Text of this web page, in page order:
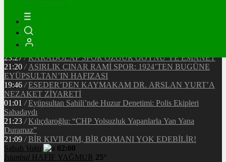
/ MHP EYÜPSULTAN TEŞKİLATI’NIN ACI GÜNÜ
13:33
/ BAŞKAN DR. MİTHAT BÜLENT ÖZMEN’DEN
KAMUOYUNA AÇIKLAMA
Makyaj Sanatçısı Uzay Damla Yıldız, Uluslararası
Başarılarıyla Türkiye’yi Temsil Ediyor
23:27 / KARADOLAP SPOR ÖZGÜR GÖYNÜ’YE EMANET
21:20 / ASIRLIK ÇINAR RAMİ SPOR: 1924’TEN BUGÜNE
EYÜPSULTAN’IN HAFIZASI
19:46 / ESEDER’DEN KAYMAKAM DR. ARSLAN YURT’A
NEZAKET ZİYARETİ
01:01 / Eyüpsultan Sahili’nde Huzur Denetimi: Polis Ekipleri
Sahadaydı
21:23 / Kılıçdaroğlu: “CHP Yolsuzluk Yapanlarla Yan Yana
Duramaz”
21:09 / BİR KIVILCIM, BİR ORMANI YOK EDEBİLİR!
Sabah Vakti
02:00
İstanbul HAFİF YAĞMUR 25°